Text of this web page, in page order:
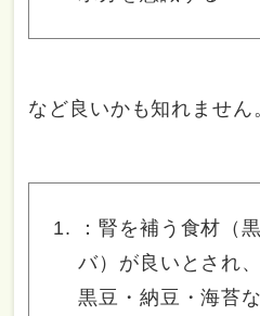
など良いかも知れません
：腎を補う食材（
バ）が良いとされ
黒豆・納豆・海苔